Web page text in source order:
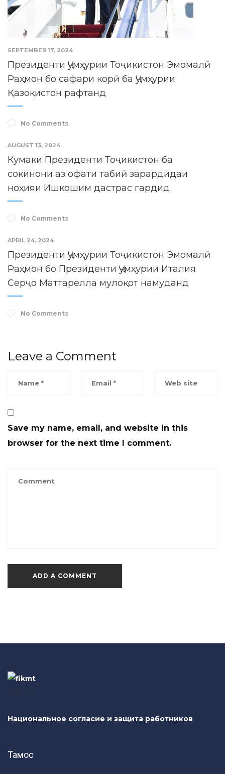
SEPTEMBER 17, 2024
Президенти Ҷумҳурии Тоҷикистон Эмомалӣ
Раҳмон бо сафари корӣ ба Ҷумҳурии
Қазоқистон рафтанд
No Comments
AUGUST 13, 2024
Кумаки Президенти Тоҷикистон ба
сокинони аз офати табиӣ зарардидаи
ноҳияи Ишкошим дастрас гардид
No Comments
APRIL 24, 2024
Президенти Ҷумҳурии Тоҷикистон Эмомалӣ
Раҳмон бо Президенти Ҷумҳурии Италия
Серҷо Маттарелла мулоқот намуданд
No Comments
Leave a Comment
Save my name, email, and website in this
browser for the next time I comment.
Национальное согласие и защита работников
Тамос